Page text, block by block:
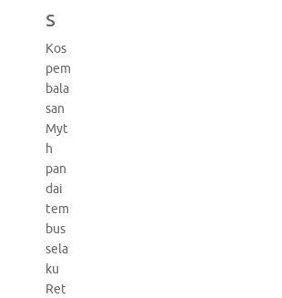
s
Kos
pem
bala
san
Myt
h
pan
dai
tem
bus
sela
ku
Ret